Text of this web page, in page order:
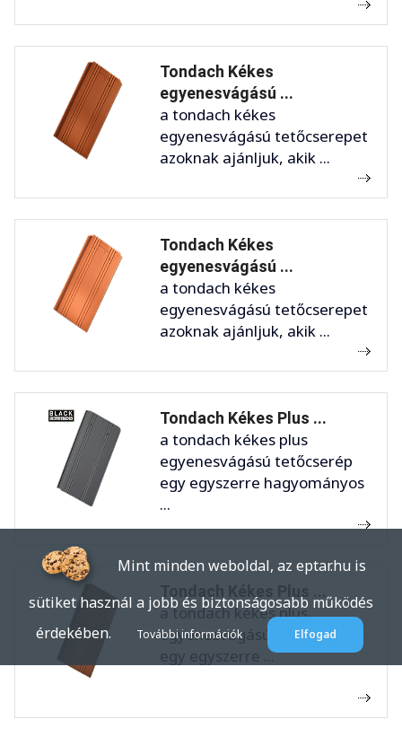
Tondach Kékes
egyenesvágású ...
a tondach kékes
egyenesvágású tetőcserepet
azoknak ajánljuk, akik ...
Tondach Kékes
egyenesvágású ...
a tondach kékes
egyenesvágású tetőcserepet
azoknak ajánljuk, akik ...
Tondach Kékes Plus ...
a tondach kékes plus
egyenesvágású tetőcserép
egy egyszerre hagyományos
...
a tondach kékes plus
egyenesvágású tetőcserép
egy egyszerre ...
Mint minden weboldal, az eptar.hu is
sütiket használ a jobb és biztonságosabb működés
érdekében.
További információk Elfogad